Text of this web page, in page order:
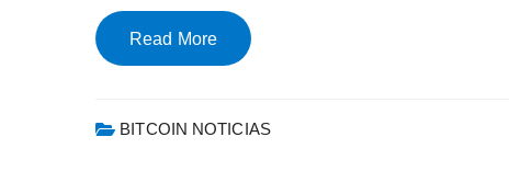
Read More
BITCOIN NOTICIAS